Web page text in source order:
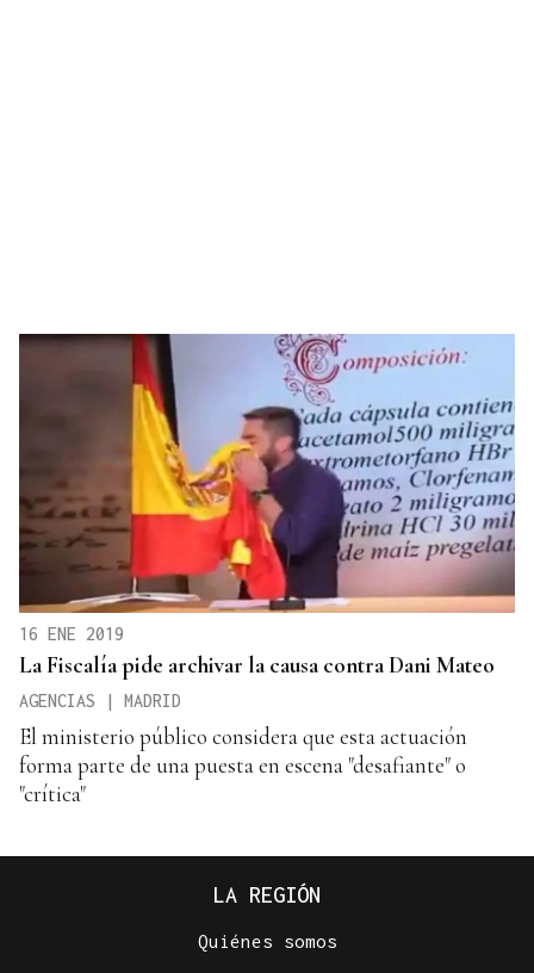
16 ENE 2019
La Fiscalía pide archivar la causa contra Dani Mateo
AGENCIAS | MADRID
El ministerio público considera que esta actuación
forma parte de una puesta en escena "desafiante" o
"crítica"
LA REGIÓN
Quiénes somos